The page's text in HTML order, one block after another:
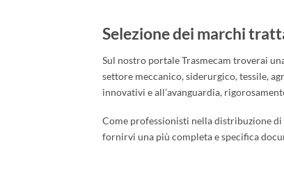
Selezione dei marchi
Sul nostro portale Trasmecam troverai
settore meccanico, siderurgico, tessile,
innovativi e all’avanguardia,
Come professionisti nella distribuzione
fornirvi una più completa e specifica